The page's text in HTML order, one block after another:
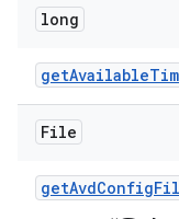
long
getAvailable
File
getAvdConfig